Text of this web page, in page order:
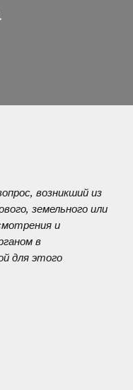
возникший из
земельного или
и
в
для этого